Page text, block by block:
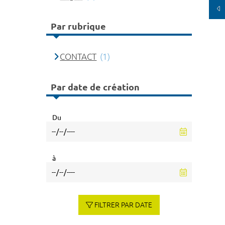
Par rubrique
CONTACT (1)
Par date de création
Du
à
FILTRER PAR DATE